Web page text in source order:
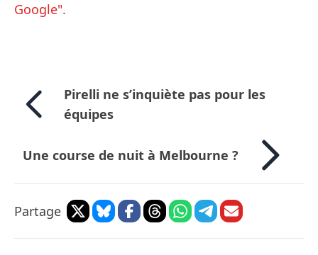
Google".
Pirelli ne s’inquiète pas pour les
équipes
Une course de nuit à Melbourne ?
Partage